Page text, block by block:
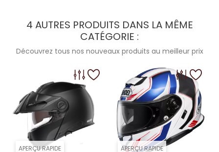
4 AUTRES PRODUITS DANS LA MÊME
CATÉGORIE :
Découvrez tous nos nouveaux produits au meilleur prix
APERÇU RAPIDE APERÇU RAPIDE